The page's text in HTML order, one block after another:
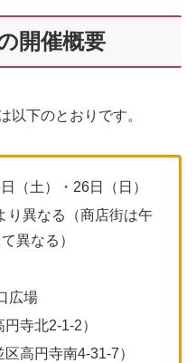
開催概要
以下のとおりです。
（土）・26日（日）
り異なる（商店街は午
異なる）
広場
寺北2-1-2）
高円寺南4-31-7）